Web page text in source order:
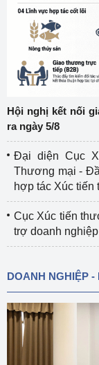
Hội nghị kết nối
ra ngày 5/8
Đại diện Cục
Thương mại -
hợp tác Xúc
Cục Xúc tiến
trợ doanh
DOANH NGHIỆP -